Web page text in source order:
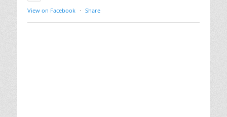
View on Facebook · Share